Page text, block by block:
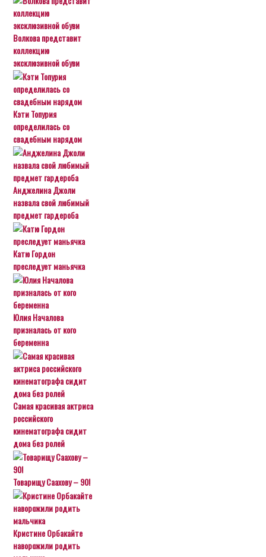
Волкова представит
коллекцию
эксклюзивной обуви
Кэти Топурия
определилась со
свадебным нарядом
Анджелина Джоли
назвала свой любимый
предмет гардероба
Катю Гордон
преследует маньячка
Юлия Началова
призналась от кого
беременна
Самая красивая актриса
российского
кинематографа сидит
дома без ролей
Товарищу Саахову – 90!
Кристине Орбакайте
наворожили родить